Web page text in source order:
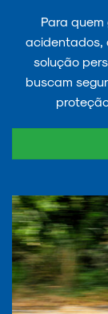
Para
acidentados,
solução
buscam